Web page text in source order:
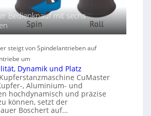
Bedienknauf mit sechs
steigt von Spindelantrieben auf
um
Dynamik und Platz
CuMaster
, Aluminium- und
hochdynamisch und präzise
können, setzt der
Boschert auf…